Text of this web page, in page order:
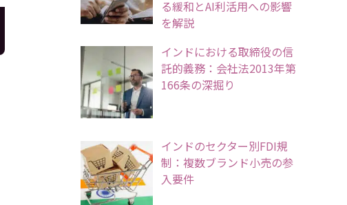
る緩和とAI利活用への影響
を解説
インドにおける取締役の信
託的義務：会社法2013年第
166条の深掘り
インドのセクター別FDI規
制：複数ブランド小売の参
入要件